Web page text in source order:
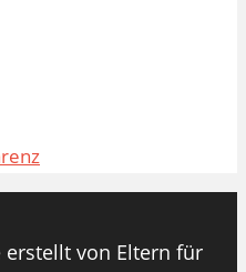
erstellt von Eltern für